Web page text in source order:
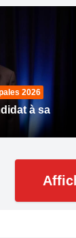
2026
à sa